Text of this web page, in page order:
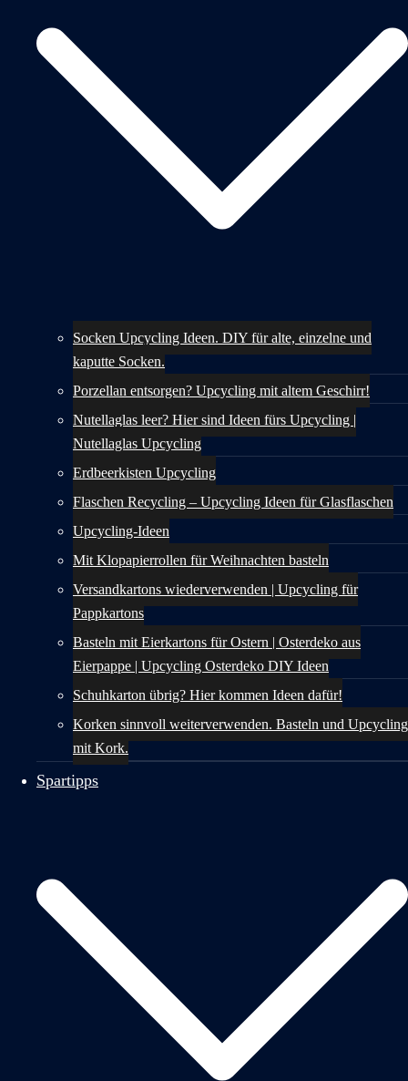
Socken Upcycling Ideen. DIY für alte, einzelne und
kaputte Socken.
Porzellan entsorgen? Upcycling mit altem Geschirr!
Nutellaglas leer? Hier sind Ideen fürs Upcycling |
Nutellaglas Upcycling
Erdbeerkisten Upcycling
Flaschen Recycling – Upcycling Ideen für Glasflaschen
Upcycling-Ideen
Mit Klopapierrollen für Weihnachten basteln
Versandkartons wiederverwenden | Upcycling für
Pappkartons
Basteln mit Eierkartons für Ostern | Osterdeko aus
Eierpappe | Upcycling Osterdeko DIY Ideen
Schuhkarton übrig? Hier kommen Ideen dafür!
Korken sinnvoll weiterverwenden. Basteln und Upcycling
mit Kork.
Spartipps